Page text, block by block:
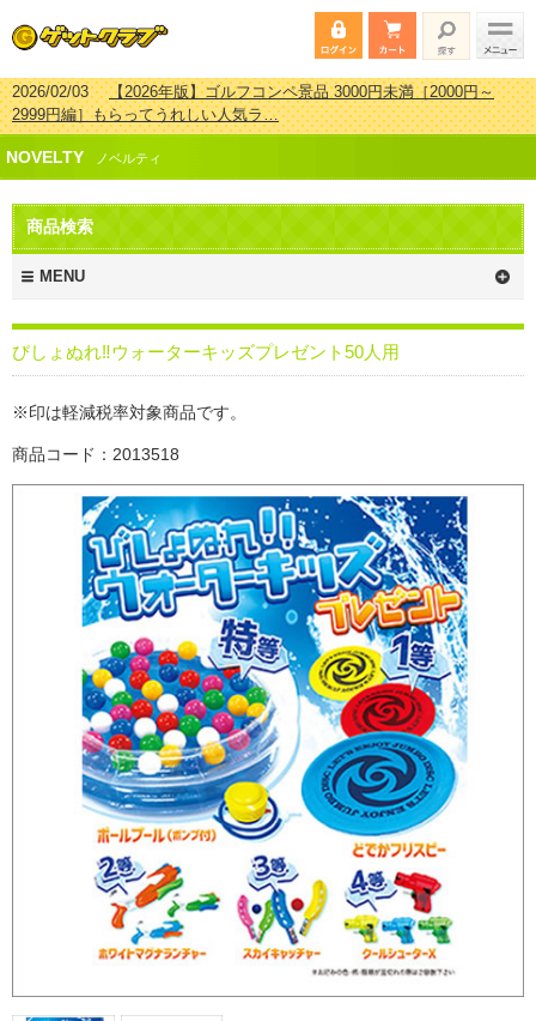
2026/02/03【2026年版】ゴルフコンペ景品 3000円未満［2000円～
2999円編］もらってうれしい人気ラ…
2026/07/15【2026年版】ビンゴゲーム景品おすすめ金額別人気ランキ
ング 更新しました！
2026/04/03【2026年版】ゴルフコンペ景品 3000円未満［2000円～
2999円編］もらってうれしい人気ラ…
2026/02/16
新しました！
NOVELTY ノベルティ
商品検索
MENU
びしょぬれ‼ウォーターキッズプレゼント50人用
※印は軽減税率対象商品です。
商品コード：2013518